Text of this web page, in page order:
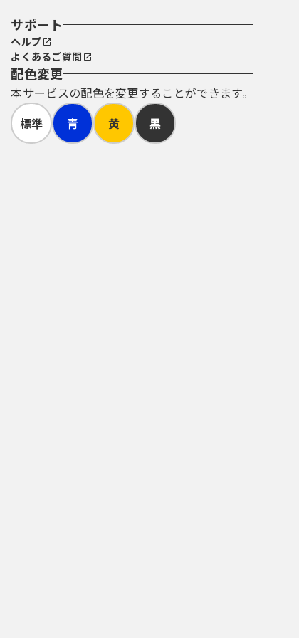
サポート
ヘルプ
よくあるご質問
配色変更
本サービスの配色を変更することができます。
標準
青 黄 黒